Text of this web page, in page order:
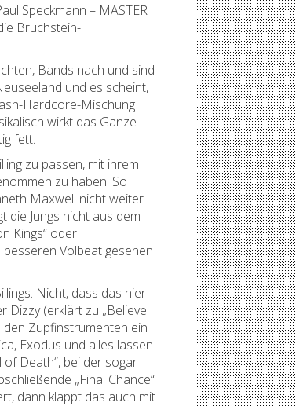
Speckmann – MASTER
Bruchstein-
Bands nach und sind
und es scheint,
Hardcore-Mischung
wirkt das Ganze
fett.
zu passen, mit ihrem
zu haben. So
Maxwell nicht weiter
die Jungs nicht aus dem
Kings“ oder
besseren Volbeat gesehen
Nicht, dass das hier
Dizzy (erklärt zu „Believe
Zupfinstrumenten ein
Exodus und alles lassen
Death“, bei der sogar
„Final Chance“
dann klappt das auch mit